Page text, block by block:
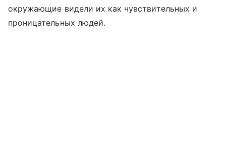
окружающие видели их как чувствительных и
проницательных людей.